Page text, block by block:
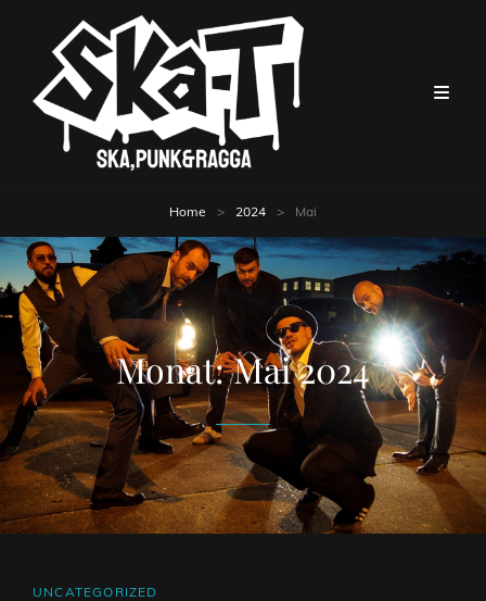
Home > 2024 > Mai
Monat:Mai 2024
CAT
UNCATEGORIZED